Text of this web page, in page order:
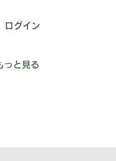
ログイン
っと見る